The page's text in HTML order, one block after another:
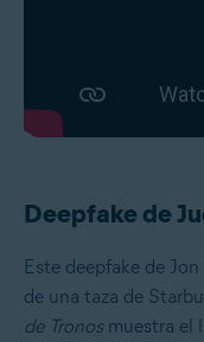
Deepfake de
Este deepfake de
de una taza de
de Tronosmuestra el